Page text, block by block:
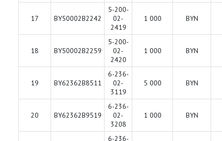
17 BY50002B2242
5-200-
02-
2419
1 000 BYN
18 BY50002B2259
5-200-
02-
2420
1 000 BYN
19 BY62362B8511
6-236-
02-
3119
5 000 BYN
20 BY62362B9519
6-236-
02-
3208
1 000 BYN
6-236-